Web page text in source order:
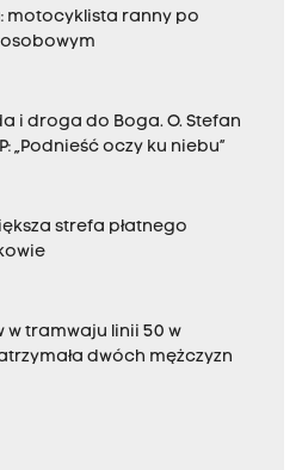
motocyklista ranny po
i droga do Boga. O. Stefan
„Podnieść oczy ku niebu”
strefa płatnego
w tramwaju linii 50 w
dwóch mężczyzn